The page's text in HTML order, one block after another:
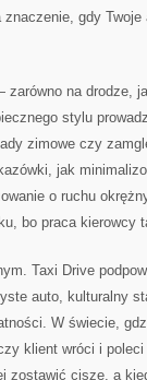
gdy
na drodze,
stylu
zimowe czy
jak
o ruchu
bo praca kierowcy
Taxi Drive
auto, kulturalny
W świecie,
klient wróci i
zostawić ciszę, a